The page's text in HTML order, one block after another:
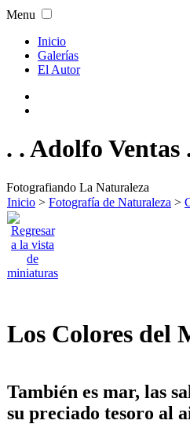
Menu
Inicio
Galerías
El Autor
. . Adolfo Ventas
Fotografiando La Naturaleza
Inicio > Fotografía de Naturaleza >
Los Colores del
También es mar, las
su preciado tesoro al